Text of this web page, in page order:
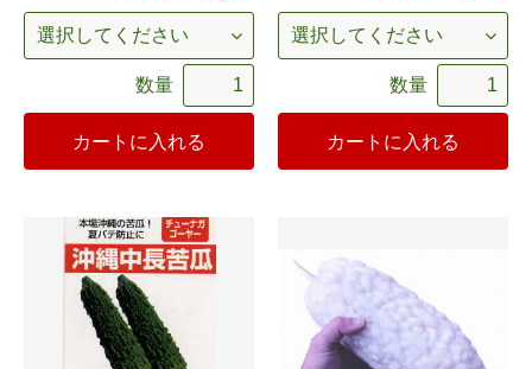
数量
カートに入れる
数量
カートに入れる